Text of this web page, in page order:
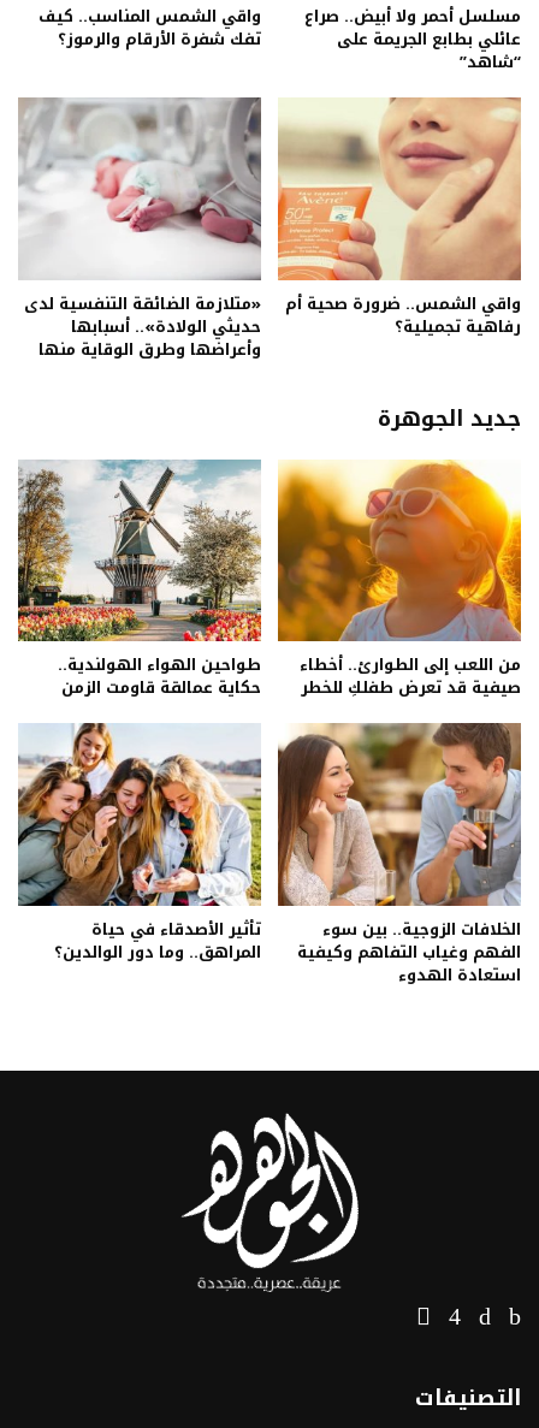
مسلسل أحمر ولا أبيض.. صراع
عائلي بطابع الجريمة على
“شاهد”
واقي الشمس المناسب.. كيف
تفك شفرة الأرقام والرموز؟
واقي الشمس.. ضرورة صحية أم
رفاهية تجميلية؟
«متلازمة الضائقة التنفسية لدى
حديثي الولادة».. أسبابها
وأعراضها وطرق الوقاية منها
جديد الجوهرة
من اللعب إلى الطوارئ.. أخطاء
صيفية قد تعرض طفلكِ للخطر
طواحين الهواء الهولندية..
حكاية عمالقة قاومت الزمن
الخلافات الزوجية.. بين سوء
الفهم وغياب التفاهم وكيفية
استعادة الهدوء
تأثير الأصدقاء في حياة
المراهق.. وما دور الوالدين؟
التصنيفات